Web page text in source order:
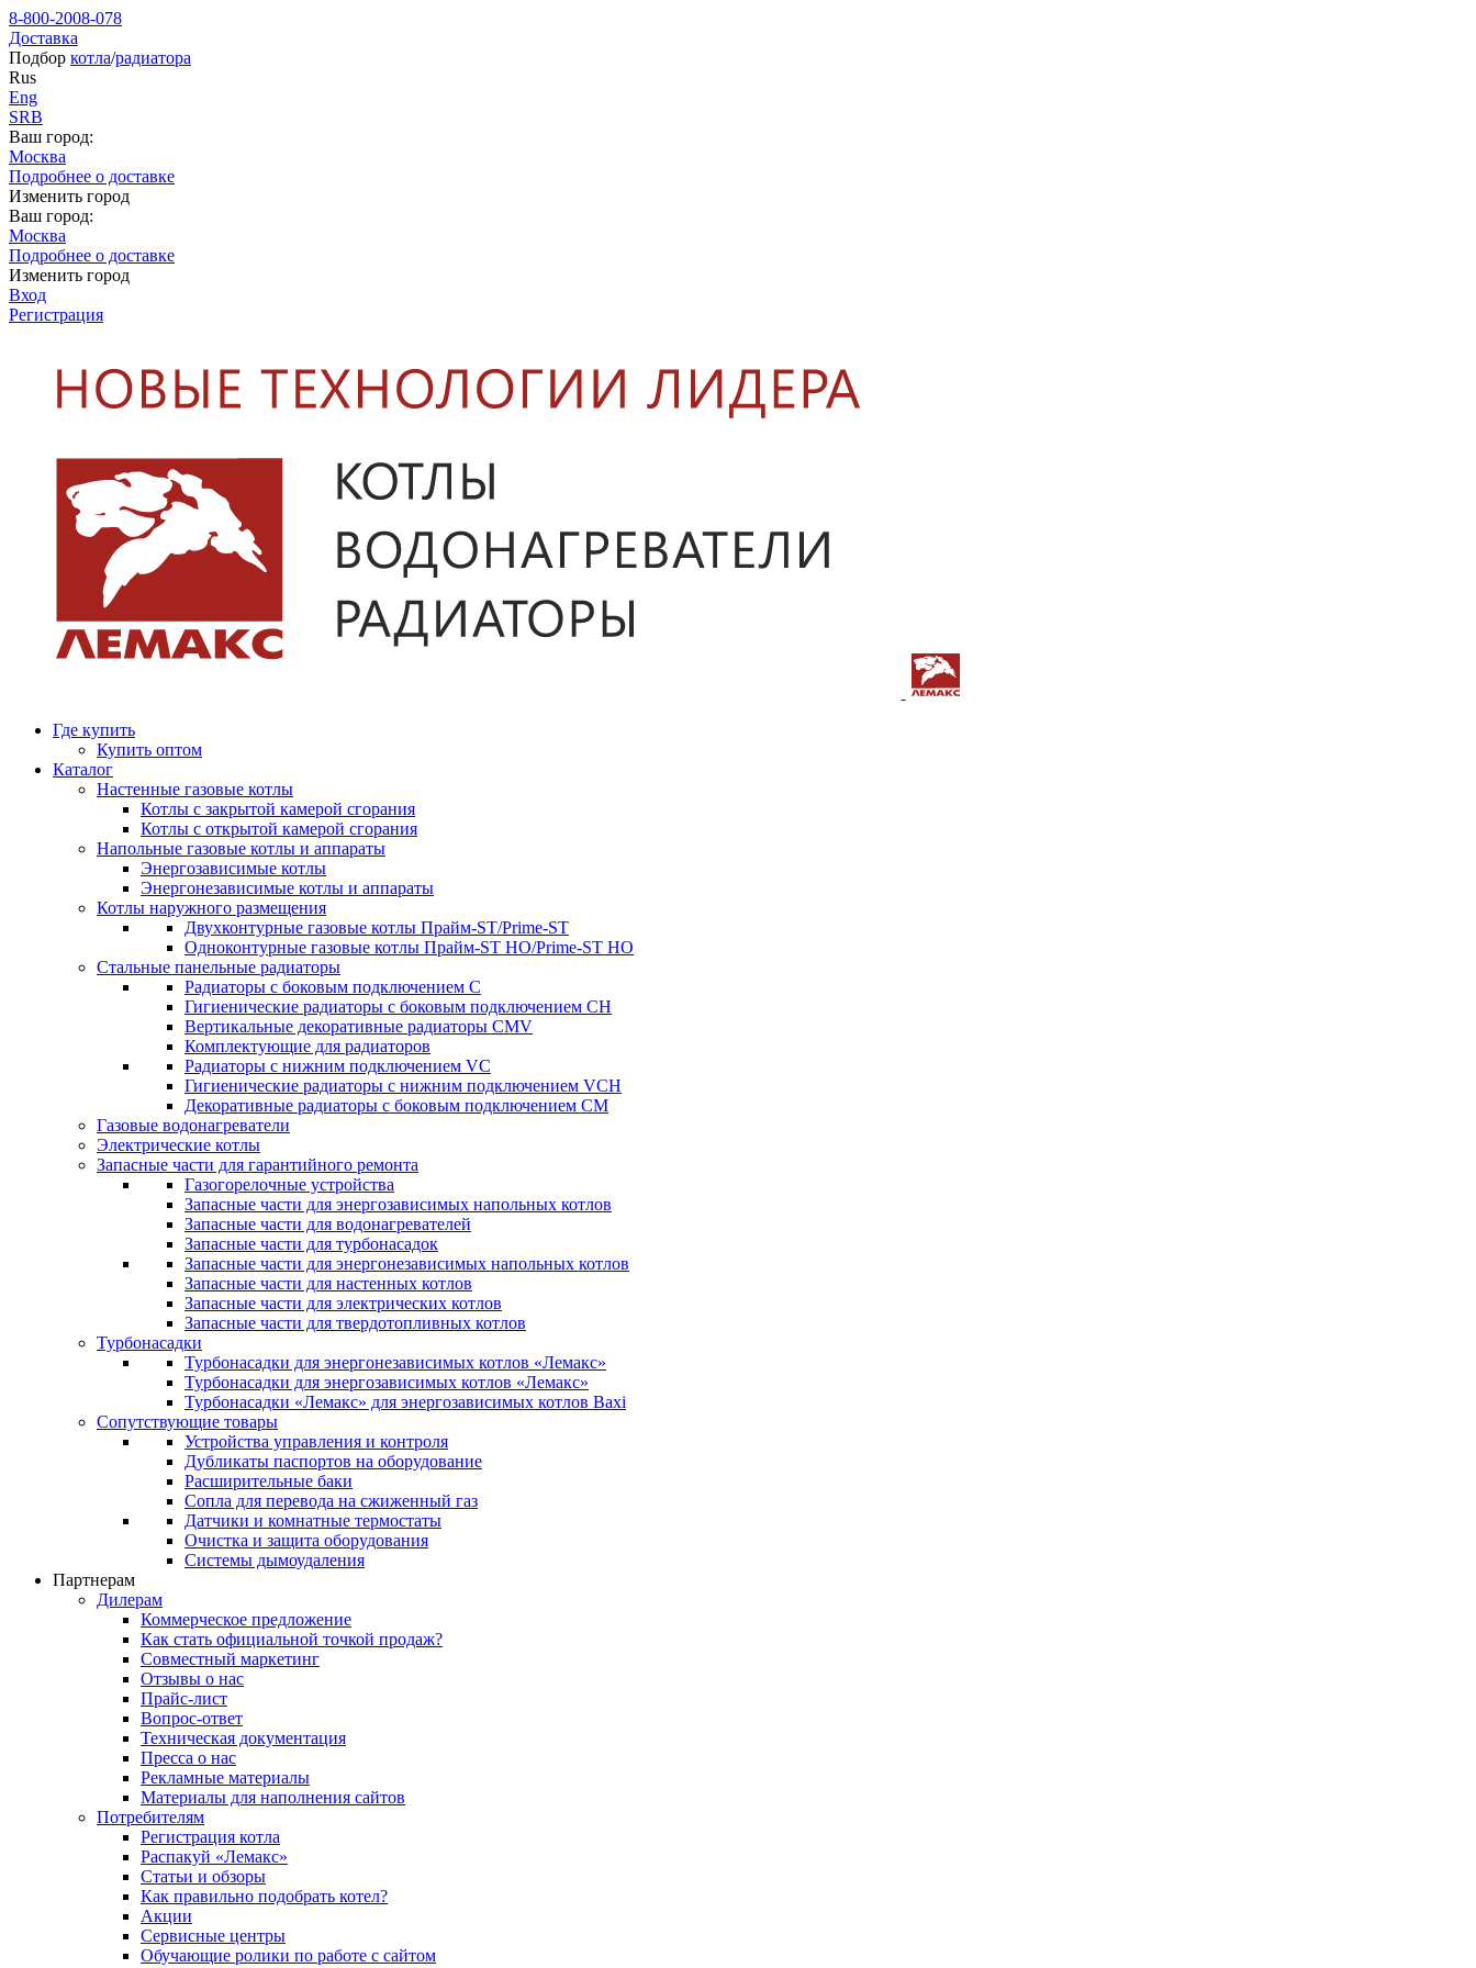
8-800-2008-078
Доставка
Подбор котла/радиатора
Rus
Eng
SRB
Ваш город:
Москва
Подробнее о доставке
Изменить город
Ваш город:
Москва
Подробнее о доставке
Изменить город
Вход
Регистрация
Где купить
Купить оптом
Каталог
Настенные газовые котлы
Котлы с закрытой камерой сгорания
Котлы с открытой камерой сгорания
Напольные газовые котлы и аппараты
Энергозависимые котлы
Энергонезависимые котлы и аппараты
Котлы наружного размещения
Двухконтурные газовые котлы Прайм-ST/Prime-ST
Одноконтурные газовые котлы Прайм-ST HO/Prime-ST HO
Стальные панельные радиаторы
Радиаторы c боковым подключением C
Гигиенические радиаторы c боковым подключением CH
Вертикальные декоративные радиаторы CMV
Комплектующие для радиаторов
Радиаторы c нижним подключением VC
Гигиенические радиаторы c нижним подключением VCH
Декоративные радиаторы с боковым подключением CM
Газовые водонагреватели
Электрические котлы
Запасные части для гарантийного ремонта
Газогорелочные устройства
Запасные части для энергозависимых напольных котлов
Запасные части для водонагревателей
Запасные части для турбонасадок
Запасные части для энергонезависимых напольных котлов
Запасные части для настенных котлов
Запасные части для электрических котлов
Запасные части для твердотопливных котлов
Турбонасадки
Турбонасадки для энергонезависимых котлов «Лемакс»
Турбонасадки для энергозависимых котлов «Лемакс»
Турбонасадки «Лемакс» для энергозависимых котлов Baxi
Сопутствующие товары
Устройства управления и контроля
Дубликаты паспортов на оборудование
Расширительные баки
Сопла для перевода на сжиженный газ
Датчики и комнатные термостаты
Очистка и защита оборудования
Системы дымоудаления
Партнерам
Дилерам
Коммерческое предложение
Как стать официальной точкой продаж?
Совместный маркетинг
Отзывы о нас
Прайс-лист
Вопрос-ответ
Техническая документация
Пресса о нас
Рекламные материалы
Материалы для наполнения сайтов
Потребителям
Регистрация котла
Распакуй «Лемакс»
Статьи и обзоры
Как правильно подобрать котел?
Акции
Сервисные центры
Обучающие ролики по работе с сайтом